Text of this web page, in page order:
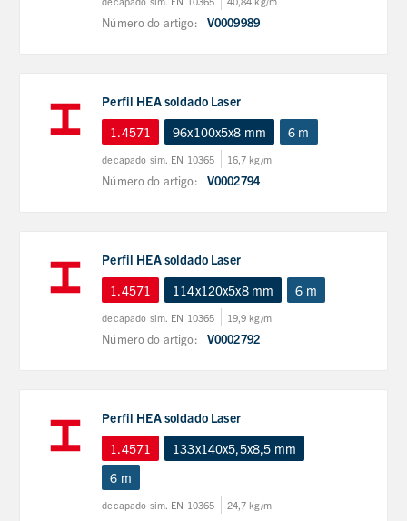
Número do artigo: V0009989
Perfil HEA soldado Laser
1.4571
96x100x5x8 mm 6 m
decapado sim. EN 10365 16,7 kg/m
Número do artigo: V0002794
Perfil HEA soldado Laser
1.4571
114x120x5x8 mm 6 m
decapado sim. EN 10365 19,9 kg/m
Número do artigo: V0002792
Perfil HEA soldado Laser
1.4571
133x140x5,5x8,5 mm
6 m
decapado sim. EN 10365 24,7 kg/m